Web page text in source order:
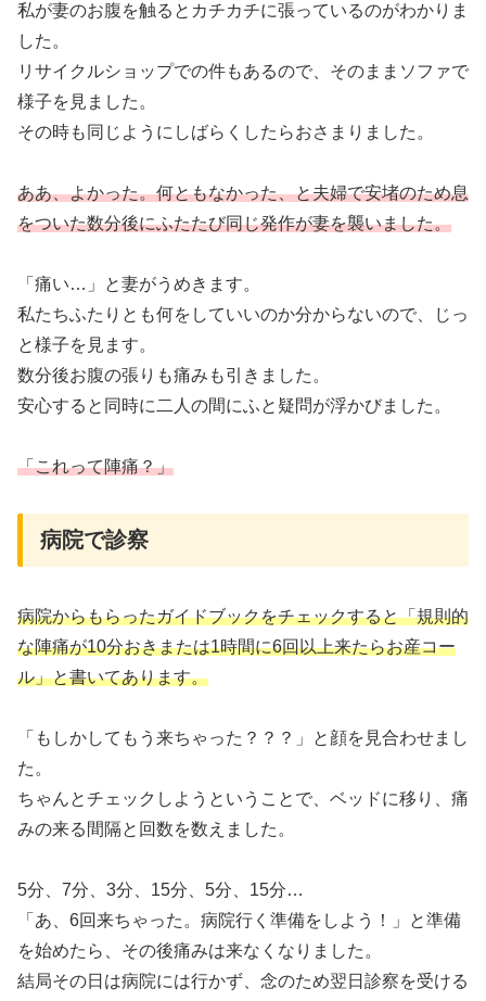
私が妻のお腹を触るとカチカチに張っているのがわかりま
した。
リサイクルショップでの件もあるので、そのままソファで
様子を見ました。
その時も同じようにしばらくしたらおさまりました。
ああ、よかった。何ともなかった、と夫婦で安堵のため息
をついた数分後にふたたび同じ発作が妻を襲いました。
「痛い…」と妻がうめきます。
私たちふたりとも何をしていいのか分からないので、じっ
と様子を見ます。
数分後お腹の張りも痛みも引きました。
安心すると同時に二人の間にふと疑問が浮かびました。
「これって陣痛？」
病院で診察
病院からもらったガイドブックをチェックすると「規則的
な陣痛が10分おきまたは1時間に6回以上来たらお産コー
ル」と書いてあります。
「もしかしてもう来ちゃった？？？」と顔を見合わせまし
た。
ちゃんとチェックしようということで、ベッドに移り、痛
みの来る間隔と回数を数えました。
5分、7分、3分、15分、5分、15分…
「あ、6回来ちゃった。病院行く準備をしよう！」と準備
を始めたら、その後痛みは来なくなりました。
結局その日は病院には行かず、念のため翌日診察を受ける